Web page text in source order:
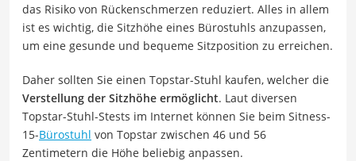
das Risiko von Rückenschmerzen reduziert. Alles in allem
ist es wichtig, die Sitzhöhe eines Bürostuhls anzupassen,
um eine gesunde und bequeme Sitzposition zu erreichen.
Daher sollten Sie einen Topstar-Stuhl kaufen, welcher die
Verstellung der Sitzhöhe ermöglicht. Laut diversen
Topstar-Stuhl-Stests im Internet können Sie beim Sitness-
15-Bürostuhl von Topstar zwischen 46 und 56
Zentimetern die Höhe beliebig anpassen.